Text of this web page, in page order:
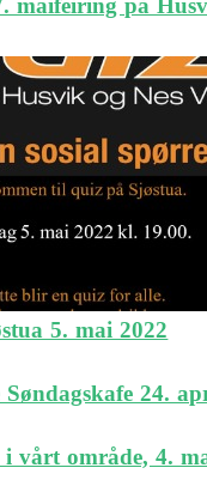
maifeiring på
5. mai 2022
Søndagskafe 24.
vårt område, 4.